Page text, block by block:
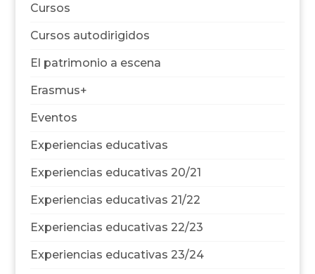
Cursos
Cursos autodirigidos
El patrimonio a escena
Erasmus+
Eventos
Experiencias educativas
Experiencias educativas 20/21
Experiencias educativas 21/22
Experiencias educativas 22/23
Experiencias educativas 23/24